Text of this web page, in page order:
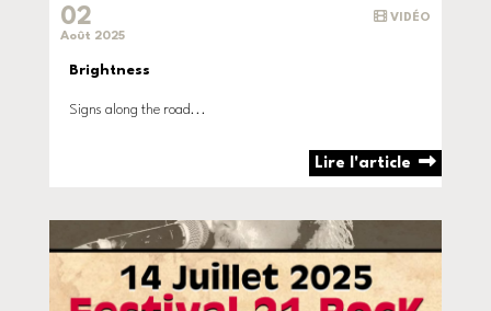
VIDÉO
02
Août 2025
Brightness
Signs along the road...
Lire l'article